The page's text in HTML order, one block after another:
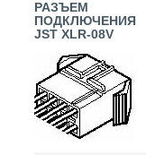
РАЗЪЕМ
ПОДКЛЮЧЕНИЯ
JST XLR-08V